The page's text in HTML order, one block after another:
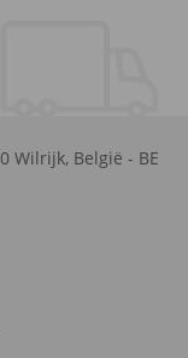
Wilrijk, België - BE